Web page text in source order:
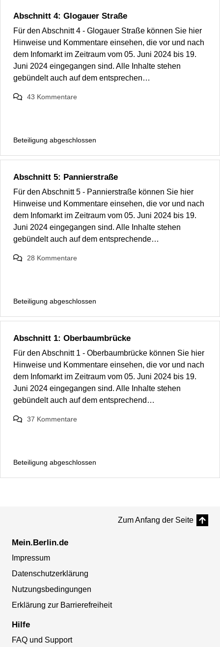
Abschnitt 4: Glogauer Straße
Für den Abschnitt 4 - Glogauer Straße können Sie hier
Hinweise und Kommentare einsehen, die vor und nach
dem Infomarkt im Zeitraum vom 05. Juni 2024 bis 19.
Juni 2024 eingegangen sind. Alle Inhalte stehen
gebündelt auch auf dem entsprechen…
43 Kommentare
Beteiligung abgeschlossen
Abschnitt 5: Pannierstraße
Für den Abschnitt 5 - Pannierstraße können Sie hier
Hinweise und Kommentare einsehen, die vor und nach
dem Infomarkt im Zeitraum vom 05. Juni 2024 bis 19.
Juni 2024 eingegangen sind. Alle Inhalte stehen
gebündelt auch auf dem entsprechende…
28 Kommentare
Beteiligung abgeschlossen
Abschnitt 1: Oberbaumbrücke
Für den Abschnitt 1 - Oberbaumbrücke können Sie hier
Hinweise und Kommentare einsehen, die vor und nach
dem Infomarkt im Zeitraum vom 05. Juni 2024 bis 19.
Juni 2024 eingegangen sind. Alle Inhalte stehen
gebündelt auch auf dem entsprechend…
37 Kommentare
Beteiligung abgeschlossen
Zum Anfang der Seite
Mein.Berlin.de
Impressum
Datenschutzerklärung
Nutzungsbedingungen
Erklärung zur Barrierefreiheit
Hilfe
FAQ und Support